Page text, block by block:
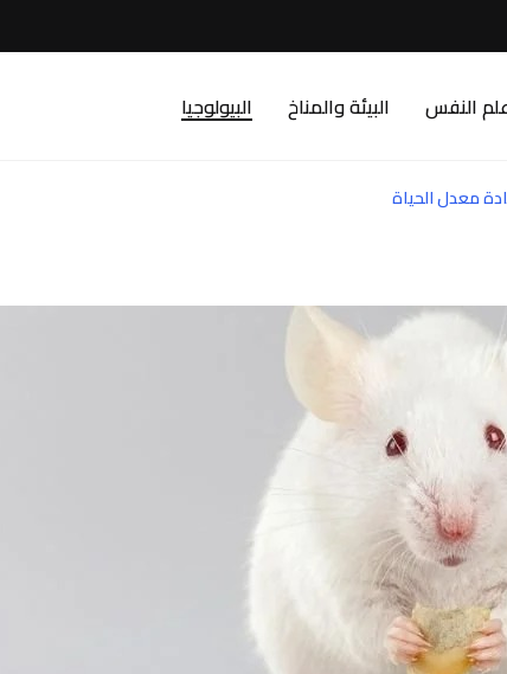
النفس البيئة والمناخ البيولوجيا
معدل الحياة